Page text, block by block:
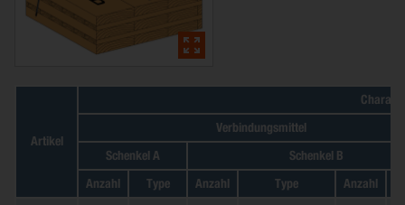
Artikel
Verbindungsmittel
Schenkel A
Schenkel B
Anzahl
Type Anzahl Type Anzahl